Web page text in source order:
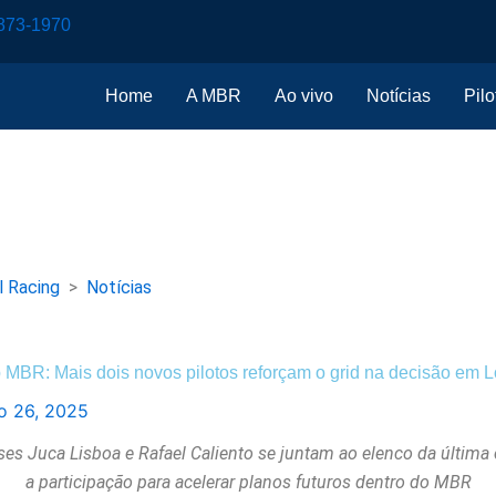
1970
Home A MBR Ao vivo Notícias
Racing > Notícias
MBR: Mais dois novos pilotos reforçam o grid na decisão em
26, 2025
Juca Lisboa e Rafael Caliento se juntam ao elenco da última
a participação para acelerar planos futuros dentro do MBR